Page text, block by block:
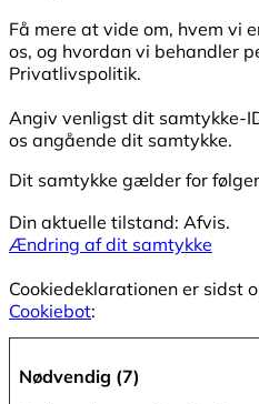
Få mere at vide om, hvem vi
os, og hvordan vi behandler
Privatlivspolitik.
Angiv venligst dit samtykke-
os angående dit samtykke.
Dit samtykke gælder for
Din aktuelle tilstand: Afvis.
Ændring af dit samtykke
Cookiedeklarationen er sidst
Cookiebot:
Nødvendig (7)